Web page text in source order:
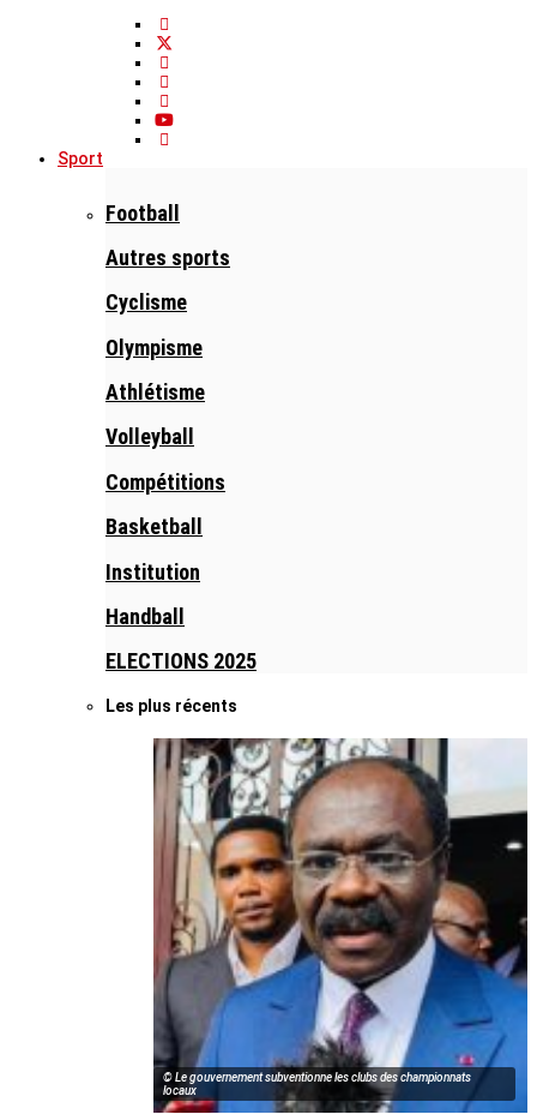
Sport
Football
Autres sports
Cyclisme
Olympisme
Athlétisme
Volleyball
Compétitions
Basketball
Institution
Handball
ELECTIONS 2025
Les plus récents
© Le gouvernement subventionne les clubs des championnats
locaux